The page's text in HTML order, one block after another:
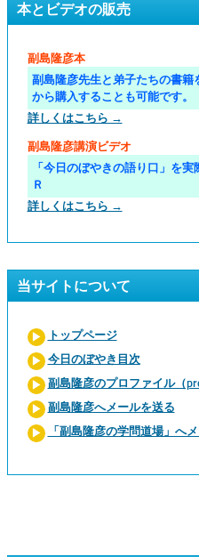
本とビデオの販売
副島隆彦本
副島隆彦先生と弟子たちの書
から購入することも可能です。
詳しくはこちら →
副島隆彦講演ビデオ
「今日のぼやきの語り口」を
Ｒ
詳しくはこちら →
当サイトについて
トップページ
今日のぼやき目次
副島隆彦のプロファイル（
副島隆彦へメールを送る
「副島隆彦の学問道場」へ